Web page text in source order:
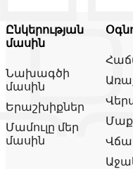
Ընկերության
մասին
Նախագծի
մասին
Երաշխիքներ
Մամուլը մեր
մասին